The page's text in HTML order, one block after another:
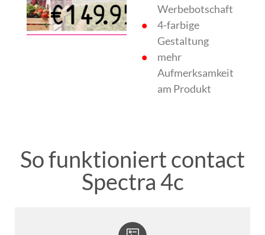
Werbebotschaft
4-farbige
Gestaltung
mehr
Aufmerksamkeit
am Produkt
So funktioniert contact
Spectra 4c